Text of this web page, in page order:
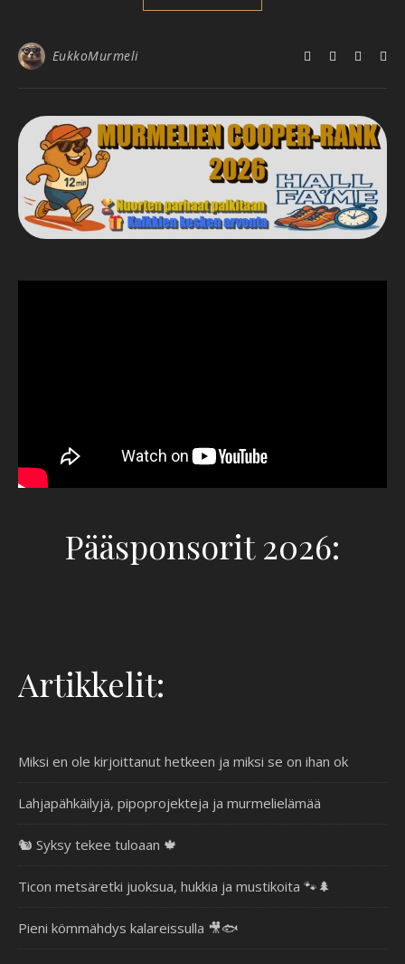
EukkoMurmeli
Pääsponsorit 2026:
Artikkelit:
Miksi en ole kirjoittanut hetkeen ja miksi se on ihan ok
Lahjapähkäilyjä, pipoprojekteja ja murmelielämää
🐿️ Syksy tekee tuloaan 🍁
Ticon metsäretki juoksua, hukkia ja mustikoita 🐾🌲
Pieni kömmähdys kalareissulla 🎥🐟